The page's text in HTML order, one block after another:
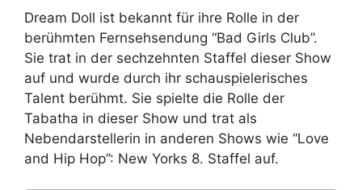
Dream Doll ist bekannt für ihre Rolle in der
berühmten Fernsehsendung “Bad Girls Club”.
Sie trat in der sechzehnten Staffel dieser Show
auf und wurde durch ihr schauspielerisches
Talent berühmt. Sie spielte die Rolle der
Tabatha in dieser Show und trat als
Nebendarstellerin in anderen Shows wie “Love
and Hip Hop”: New Yorks 8. Staffel auf.